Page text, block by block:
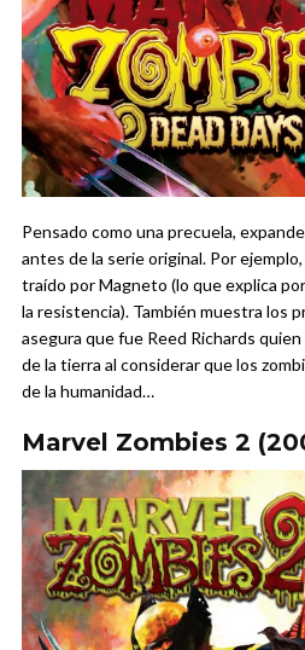
Pensado como una precuela,
antes de la serie original. Por
traído por Magneto (lo que explica
la resistencia). También muestra los
asegura que fue Reed Richards
de la tierra al considerar que los
de la humanidad…
Marvel Zombies 2